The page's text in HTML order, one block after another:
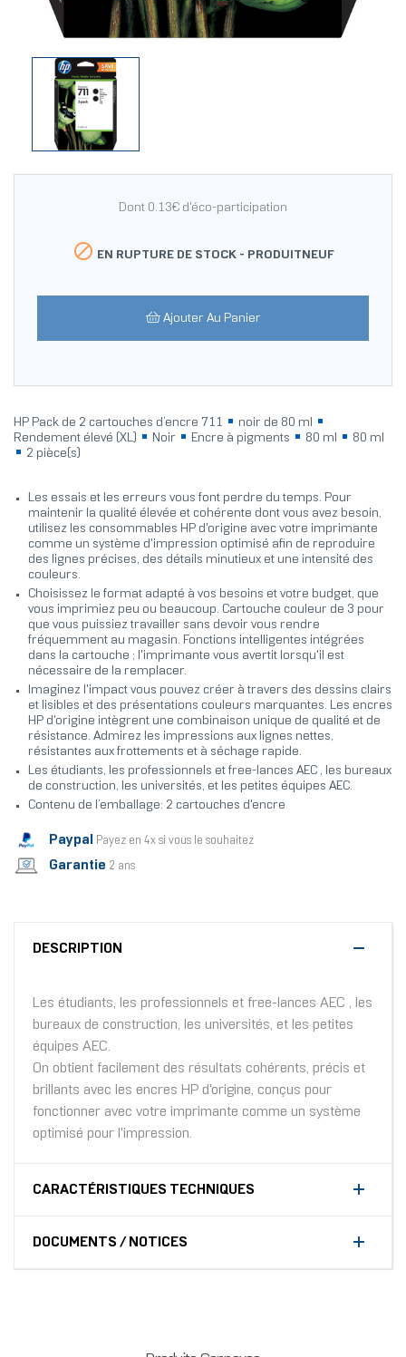
Dont 0.13€ d'éco-participation
 EN RUPTURE DE STOCK - PRODUITNEUF
Ajouter Au Panier
HP Pack de 2 cartouches d’encre 711
noir de 80 ml
Rendement élevé (XL)
Noir Encre à pigments 80 ml
80 ml
2 pièce(s)
Les essais et les erreurs vous font perdre du temps. Pour
maintenir la qualité élevée et cohérente dont vous avez besoin,
utilisez les consommables HP d'origine avec votre imprimante
comme un système d'impression optimisé afin de reproduire
des lignes précises, des détails minutieux et une intensité des
couleurs.
Choisissez le format adapté à vos besoins et votre budget, que
vous imprimiez peu ou beaucoup. Cartouche couleur de 3 pour
que vous puissiez travailler sans devoir vous rendre
fréquemment au magasin. Fonctions intelligentes intégrées
dans la cartouche ; l'imprimante vous avertit lorsqu'il est
nécessaire de la remplacer.
Imaginez l'impact vous pouvez créer à travers des dessins clairs
et lisibles et des présentations couleurs marquantes. Les encres
HP d'origine intègrent une combinaison unique de qualité et de
résistance. Admirez les impressions aux lignes nettes,
résistantes aux frottements et à séchage rapide.
Les étudiants, les professionnels et free-lances AEC , les bureaux
de construction, les universités, et les petites équipes AEC.
Contenu de l’emballage: 2 cartouches d'encre
Paypal Payez en 4x si vous le souhaitez
Garantie 2 ans
DESCRIPTION
Les étudiants, les professionnels et free-lances AEC , les
bureaux de construction, les universités, et les petites
équipes AEC.
On obtient facilement des résultats cohérents, précis et
brillants avec les encres HP d'origine, conçus pour
fonctionner avec votre imprimante comme un système
optimisé pour l'impression.
CARACTÉRISTIQUES TECHNIQUES
DOCUMENTS / NOTICES